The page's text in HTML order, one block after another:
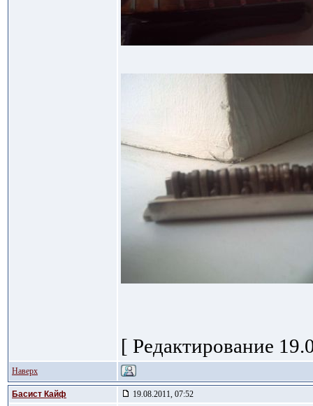
[ Редактирование
Наверх
Басист Кайф 19.08.2011, 07:52